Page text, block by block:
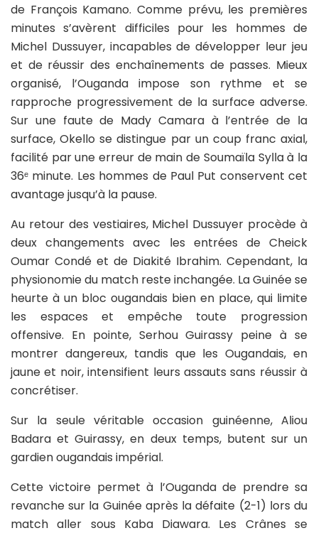
de François Kamano. Comme prévu, les premières
minutes s’avèrent difficiles pour les hommes de
Michel Dussuyer, incapables de développer leur jeu
et de réussir des enchaînements de passes. Mieux
organisé, l’Ouganda impose son rythme et se
rapproche progressivement de la surface adverse.
Sur une faute de Mady Camara à l’entrée de la
surface, Okello se distingue par un coup franc axial,
facilité par une erreur de main de Soumaïla Sylla à la
36ᵉ minute. Les hommes de Paul Put conservent cet
avantage jusqu’à la pause.
Au retour des vestiaires, Michel Dussuyer procède à
deux changements avec les entrées de Cheick
Oumar Condé et de Diakité Ibrahim. Cependant, la
physionomie du match reste inchangée. La Guinée se
heurte à un bloc ougandais bien en place, qui limite
les espaces et empêche toute progression
offensive. En pointe, Serhou Guirassy peine à se
montrer dangereux, tandis que les Ougandais, en
jaune et noir, intensifient leurs assauts sans réussir à
concrétiser.
Sur la seule véritable occasion guinéenne, Aliou
Badara et Guirassy, en deux temps, butent sur un
gardien ougandais impérial.
Cette victoire permet à l’Ouganda de prendre sa
revanche sur la Guinée après la défaite (2-1) lors du
match aller sous Kaba Diawara. Les Crânes se